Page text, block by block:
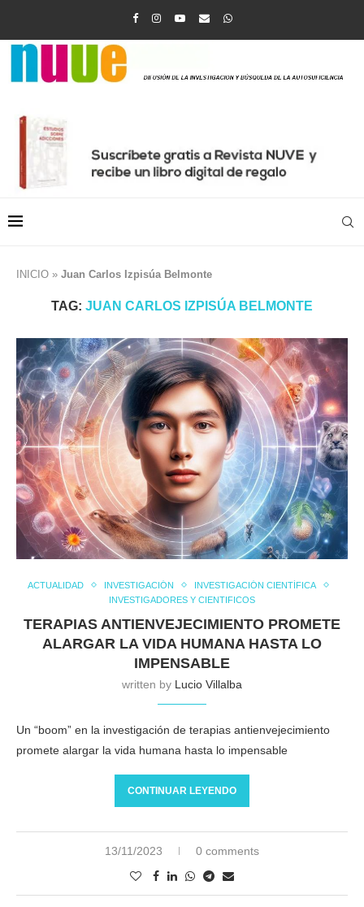
INICIO » Juan Carlos Izpisúa Belmonte
TAG: JUAN CARLOS IZPISÚA BELMONTE
ACTUALIDAD INVESTIGACIÓN
INVESTIGACIÓN CIENTÍFICA
INVESTIGADORES Y CIENTIFICOS
TERAPIAS ANTIENVEJECIMIENTO PROMETE
ALARGAR LA VIDA HUMANA HASTA LO
IMPENSABLE
written by Lucio Villalba
Un “boom” en la investigación de terapias antienvejecimiento
promete alargar la vida humana hasta lo impensable
CONTINUAR LEYENDO
13/11/2023 0 comments